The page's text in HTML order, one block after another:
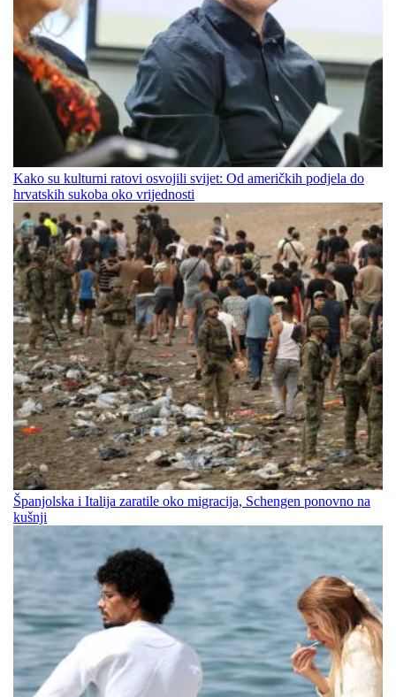
Kako su kulturni ratovi osvojili svijet: Od američkih podjela do
hrvatskih sukoba oko vrijednosti
Španjolska i Italija zaratile oko migracija, Schengen ponovno na
kušnji